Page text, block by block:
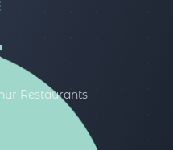
Restaurants